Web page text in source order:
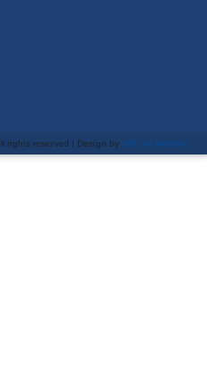
rights reserved | Design bythiết kế website